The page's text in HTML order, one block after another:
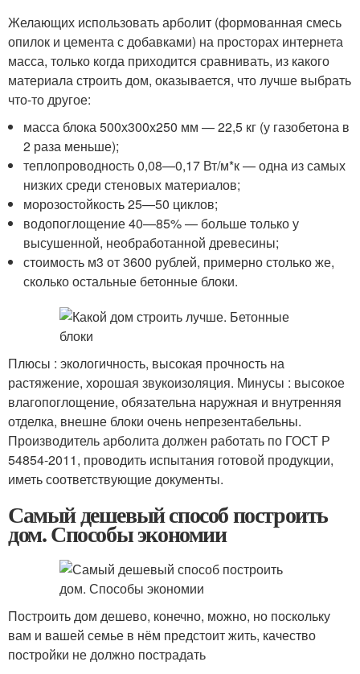
Желающих использовать арболит (формованная смесь
опилок и цемента с добавками) на просторах интернета
масса, только когда приходится сравнивать, из какого
материала строить дом, оказывается, что лучше выбрать
что-то другое:
масса блока 500х300х250 мм — 22,5 кг (у газобетона в
2 раза меньше);
теплопроводность 0,08—0,17 Вт/м*к — одна из самых
низких среди стеновых материалов;
морозостойкость 25—50 циклов;
водопоглощение 40—85% — больше только у
высушенной, необработанной древесины;
стоимость м3 от 3600 рублей, примерно столько же,
сколько остальные бетонные блоки.
Плюсы : экологичность, высокая прочность на
растяжение, хорошая звукоизоляция. Минусы : высокое
влагопоглощение, обязательна наружная и внутренняя
отделка, внешне блоки очень непрезентабельны.
Производитель арболита должен работать по ГОСТ Р
54854-2011, проводить испытания готовой продукции,
иметь соответствующие документы.
Самый дешевый способ построить
дом. Способы экономии
Построить дом дешево, конечно, можно, но поскольку
вам и вашей семье в нём предстоит жить, качество
постройки не должно пострадать